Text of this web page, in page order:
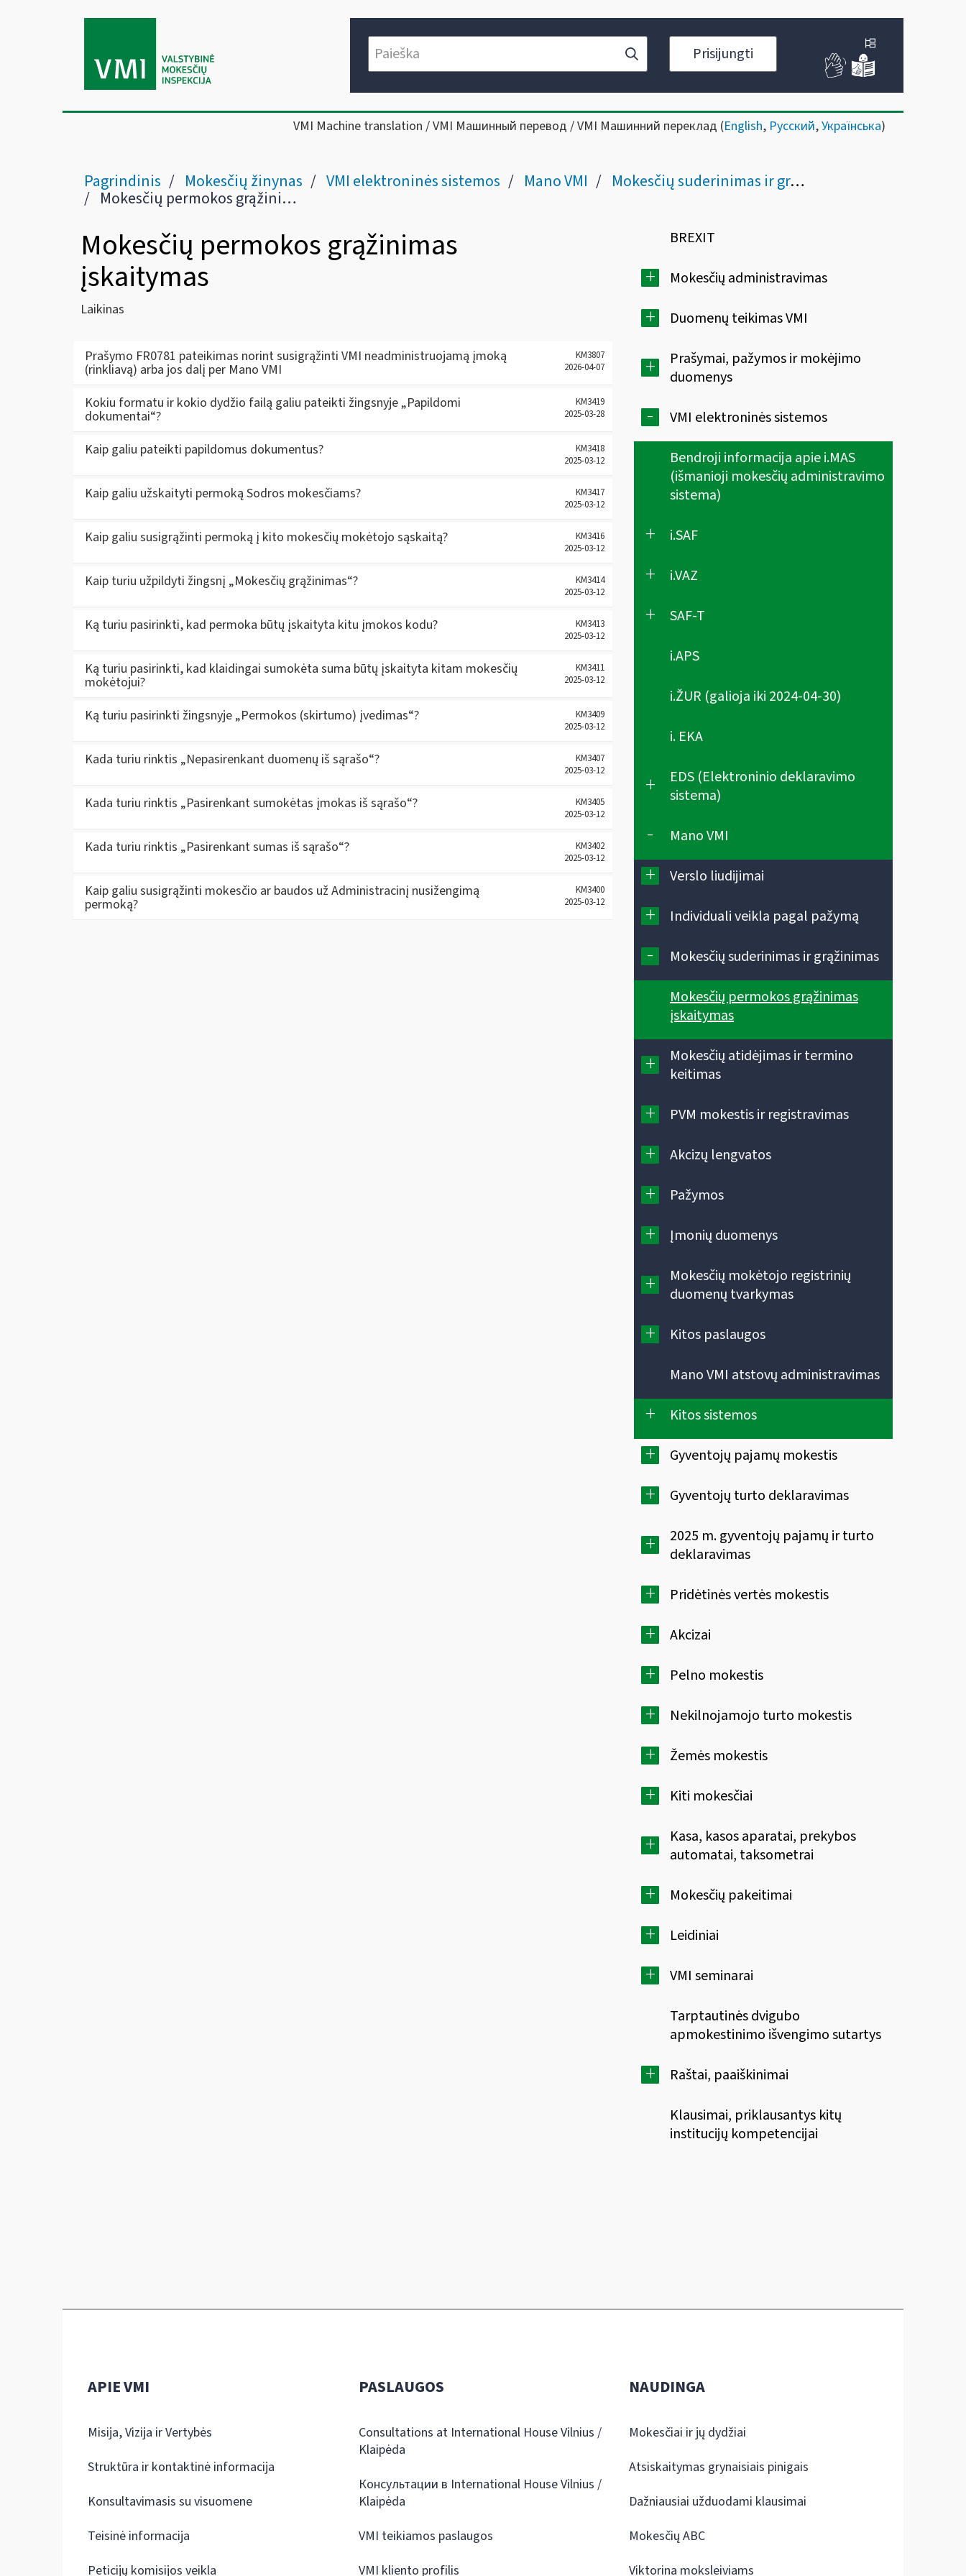
Prisijungti
VMI Machine translation / VMI Машинный перевод / VMI Машинний переклад (English, Русский,Українська)
Pagrindinis Mokesčių žinynas VMI elektroninės sistemos Mano VMI Mokesčių suderinimas ir grąžinimas
Mokesčių permokos grąžinimas įskaitymas
BREXIT
+ Mokesčių administravimas
+ Duomenų teikimas VMI
+
Prašymai, pažymos ir mokėjimo
duomenys
-
VMI elektroninės sistemos
Bendroji informacija apie i.MAS
(išmanioji mokesčių administravimo
sistema)
+ i.SAF
+ i.VAZ
+
SAF-T
i.APS
i.ŽUR (galioja iki 2024-04-30)
i. EKA
+
EDS (Elektroninio deklaravimo
sistema)
- Mano VMI
+ Verslo liudijimai
+ Individuali veikla pagal pažymą
-
Mokesčių suderinimas ir grąžinimas
Mokesčių permokos grąžinimas
įskaitymas
+
Mokesčių atidėjimas ir termino
keitimas
+ PVM mokestis ir registravimas
+ Akcizų lengvatos
+ Pažymos
+ Įmonių duomenys
+
Mokesčių mokėtojo registrinių
duomenų tvarkymas
+
Kitos paslaugos
Mano VMI atstovų administravimas
+ Kitos sistemos
+ Gyventojų pajamų mokestis
+ Gyventojų turto deklaravimas
+
2025 m. gyventojų pajamų ir turto
deklaravimas
+ Pridėtinės vertės mokestis
+ Akcizai
+ Pelno mokestis
+ Nekilnojamojo turto mokestis
+ Žemės mokestis
+ Kiti mokesčiai
+
Kasa, kasos aparatai, prekybos
automatai, taksometrai
+ Mokesčių pakeitimai
+ Leidiniai
+
VMI seminarai
Tarptautinės dvigubo
apmokestinimo išvengimo sutartys
+
Raštai, paaiškinimai
Klausimai, priklausantys kitų
institucijų kompetencijai
Mokesčių permokos grąžinimas
įskaitymas
Laikinas
Prašymo FR0781 pateikimas norint susigrąžinti VMI neadministruojamą įmoką
(rinkliavą) arba jos dalį per Mano VMI
KM3807
2026-04-07
Kokiu formatu ir kokio dydžio failą galiu pateikti žingsnyje „Papildomi
dokumentai“?
KM3419
2025-03-28
Kaip galiu pateikti papildomus dokumentus?
KM3418
2025-03-12
Kaip galiu užskaityti permoką Sodros mokesčiams?
KM3417
2025-03-12
Kaip galiu susigrąžinti permoką į kito mokesčių mokėtojo sąskaitą?
KM3416
2025-03-12
Kaip turiu užpildyti žingsnį „Mokesčių grąžinimas“?
KM3414
2025-03-12
Ką turiu pasirinkti, kad permoka būtų įskaityta kitu įmokos kodu?
KM3413
2025-03-12
Ką turiu pasirinkti, kad klaidingai sumokėta suma būtų įskaityta kitam mokesčių
mokėtojui?
KM3411
2025-03-12
Ką turiu pasirinkti žingsnyje „Permokos (skirtumo) įvedimas“?
KM3409
2025-03-12
Kada turiu rinktis „Nepasirenkant duomenų iš sąrašo“?
KM3407
2025-03-12
Kada turiu rinktis „Pasirenkant sumokėtas įmokas iš sąrašo“?
KM3405
2025-03-12
Kada turiu rinktis „Pasirenkant sumas iš sąrašo“?
KM3402
2025-03-12
Kaip galiu susigrąžinti mokesčio ar baudos už Administracinį nusižengimą
permoką?
KM3400
2025-03-12
APIE VMI
Misija, Vizija ir Vertybės
Struktūra ir kontaktinė informacija
Konsultavimasis su visuomene
Teisinė informacija
Peticijų komisijos veikla
PASLAUGOS
Consultations at International House Vilnius /
Klaipėda
Консультации в International House Vilnius /
Klaipėda
VMI teikiamos paslaugos
VMI kliento profilis
NAUDINGA
Mokesčiai ir jų dydžiai
Atsiskaitymas grynaisiais pinigais
Dažniausiai užduodami klausimai
Mokesčių ABC
Viktorina moksleiviams